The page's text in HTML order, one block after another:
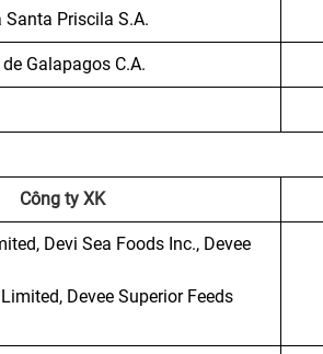
Santa Priscila S.A.
Galapagos C.A.
Công ty XK
Devi Sea Foods Inc., Devee
Devee Superior Feeds